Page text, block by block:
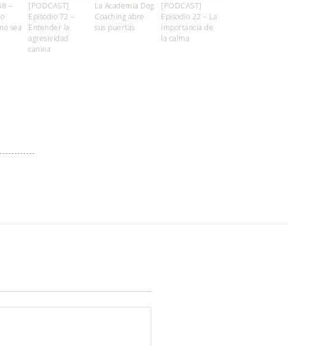
–
sea
[PODCAST]
Episodio 72 –
Entender la
agresividad
canina
La Academia Dog
Coaching abre
sus puertas
[PODCAST]
Episodio 22 – La
importancia de
la calma